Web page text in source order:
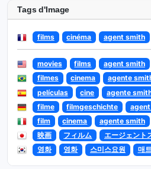
Tags d'Image
films cinéma agent smith
movies films agent smith
filmes
cinema agente
películas
cine agente
filme
filmgeschichte
film
cinema agente smith
映画
フィルム エージェント
영화
영화 스미스요원 매